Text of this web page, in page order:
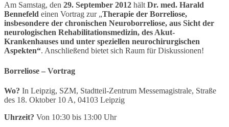
Am Samstag, den 29. September 2012 hältDr. med. Harald
Bennefeld einen Vortrag zur „Therapie der Borreliose,
insbesondere der chronischen Neuroborreliose, aus Sicht der
neurologischen Rehabilitationsmedizin, des Akut-
Krankenhauses und unter speziellen neurochirurgischen
Aspekten“. Anschließend bietet sich Raum für Diskussionen!
Borreliose – Vortrag
Wo? In Leipzig, SZM, Stadtteil-Zentrum Messemagistrale, Straße
des 18. Oktober 10 A, 04103 Leipzig
Uhrzeit? Von 10:30 bis 13:00 Uhr